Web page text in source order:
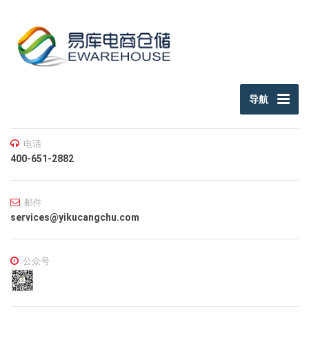
导航
电话
400-651-2882
邮件
services@yikucangchu.com
公众号